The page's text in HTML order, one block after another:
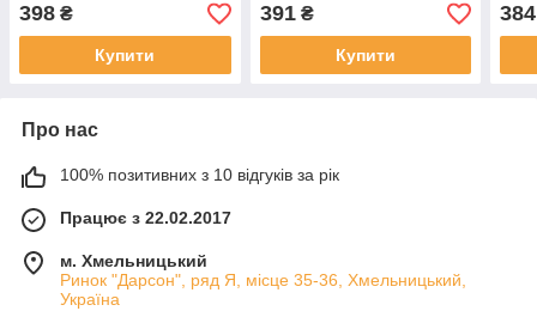
398 ₴
Купити
391₴
Купити
384
Про нас
100% позитивних з 10 відгуків за рік
Працює з 22.02.2017
м. Хмельницький
Ринок "Дарсон", ряд Я, місце 35-36, Хмельницький,
Україна